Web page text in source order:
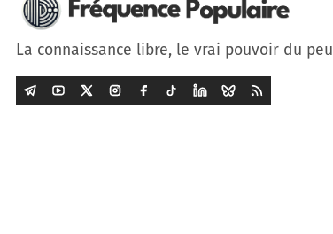
La connaissance libre, le vrai pouvoir du